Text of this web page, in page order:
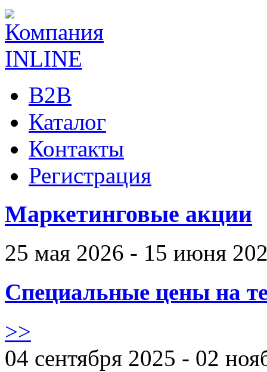
B2B
Каталог
Контакты
Регистрация
Маркетинговые акции
25 мая 2026 - 15 июня
Специальные цены на
>>
04 сентября 2025 - 02